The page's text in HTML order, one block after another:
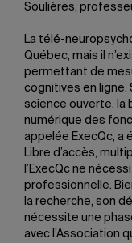
Soulières,
La télé-
Québec, mais il
permettant de
cognitives en ligne.
science ouverte, la
numérique des
appelée ExecQc, a
Libre d’accès,
l’ExecQc ne
professionnelle.
la recherche, son
nécessite une
avec l’Association